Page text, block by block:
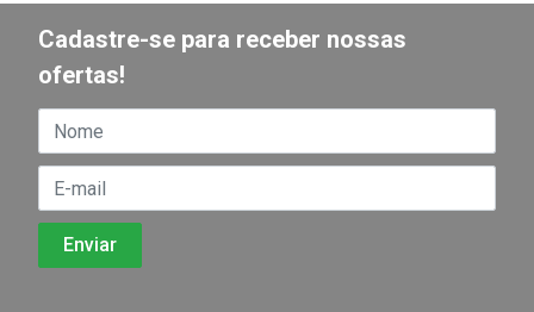
Cadastre-se para receber nossas
ofertas!